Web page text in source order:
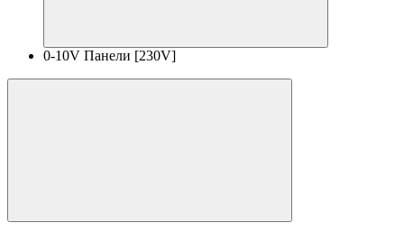
0-10V Панели [230V]